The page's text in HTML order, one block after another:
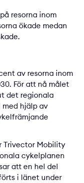
resorna inom
ökade medan
av resorna inom
För att nå målet
det regionala
hjälp av
Trivector Mobility
cykelplanen
att en hel del
i länet under